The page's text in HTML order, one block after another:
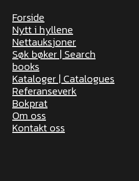
Forside
Nytt i hyllene
Nettauksjoner
Søk bøker | Search
books
Kataloger | Catalogues
Referanseverk
Bokprat
Om oss
Kontakt oss